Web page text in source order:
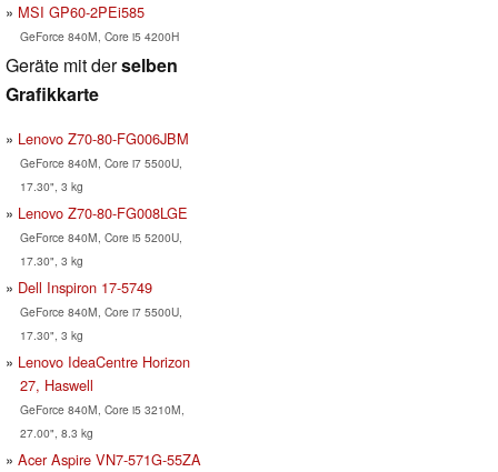
MSI GP60-2PEi585
GeForce 840M, Core i5 4200H
Geräte mit derselben
Grafikkarte
Lenovo Z70-80-FG006JBM
GeForce 840M, Core i7 5500U,
17.30", 3 kg
Lenovo Z70-80-FG008LGE
GeForce 840M, Core i5 5200U,
17.30", 3 kg
Dell Inspiron 17-5749
GeForce 840M, Core i7 5500U,
17.30", 3 kg
Lenovo IdeaCentre Horizon
27, Haswell
GeForce 840M, Core i5 3210M,
27.00", 8.3 kg
Acer Aspire VN7-571G-55ZA